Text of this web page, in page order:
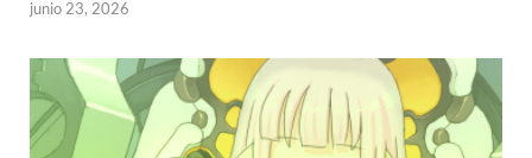
junio 23, 2026